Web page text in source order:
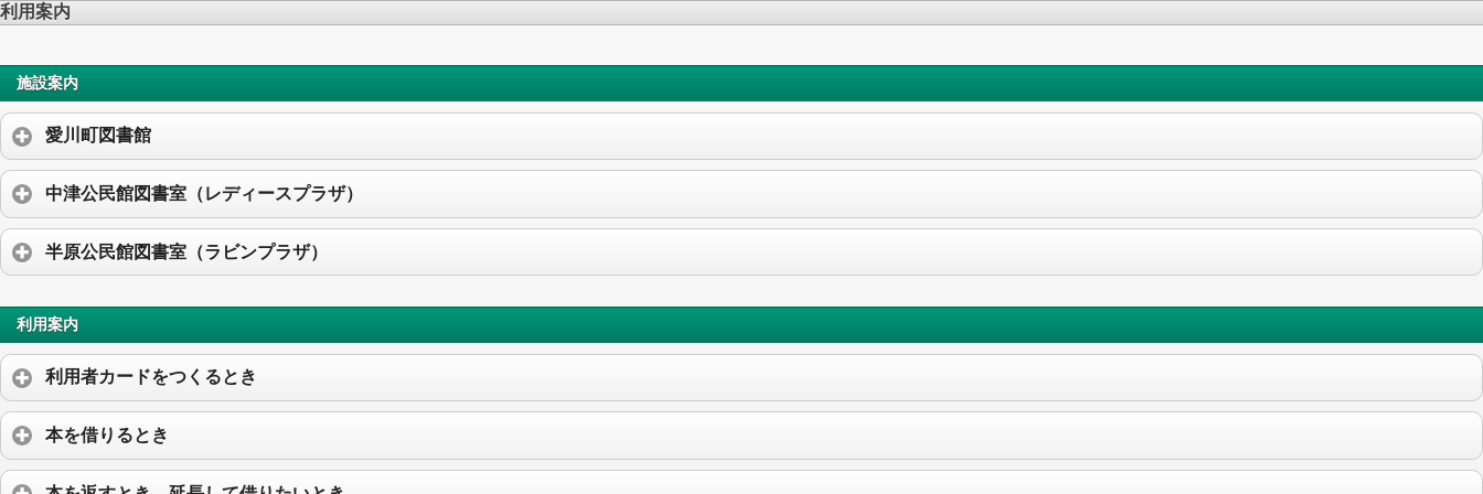
利用案内
施設案内
愛川町図書館
中津公民館図書室（レディースプラザ）
半原公民館図書室（ラビンプラザ）
利用案内
利用者カードをつくるとき
本を借りるとき